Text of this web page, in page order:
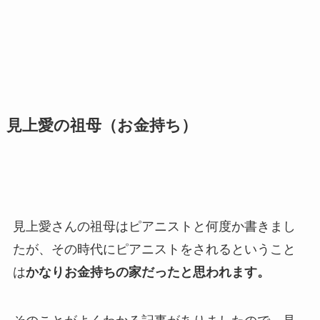
見上愛の祖母（お金持ち）
見上愛さんの祖母はピアニストと何度か書きまし
たが、その時代にピアニストをされるということ
はかなりお金持ちの家だったと思われます。